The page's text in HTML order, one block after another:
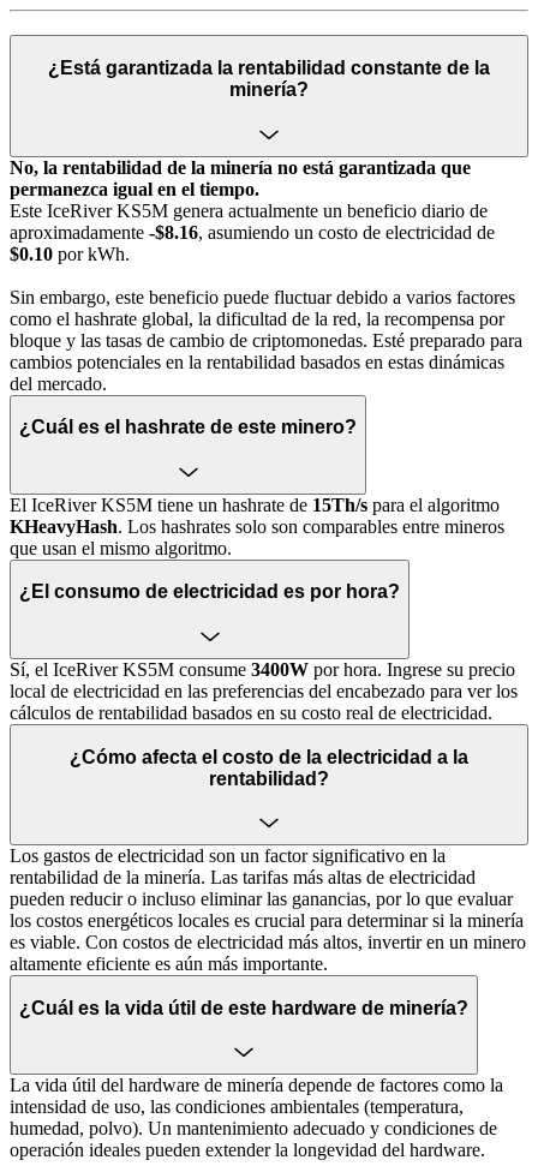
¿Está garantizada la rentabilidad constante de la
minería?
No, la rentabilidad de la minería no está garantizada que
permanezca igual en el tiempo.
Este IceRiver KS5M genera actualmente un beneficio diario de
aproximadamente -$8.16, asumiendo un costo de electricidad de
$0.10 por kWh.
Sin embargo, este beneficio puede fluctuar debido a varios factores
como el hashrate global, la dificultad de la red, la recompensa por
bloque y las tasas de cambio de criptomonedas. Esté preparado para
cambios potenciales en la rentabilidad basados en estas dinámicas
del mercado.
¿Cuál es el hashrate de este minero?
El IceRiver KS5M tiene un hashrate de 15Th/s para el algoritmo
KHeavyHash. Los hashrates solo son comparables entre mineros
que usan el mismo algoritmo.
¿El consumo de electricidad es por hora?
Sí, el IceRiver KS5M consume 3400W por hora. Ingrese su precio
local de electricidad en las preferencias del encabezado para ver los
cálculos de rentabilidad basados en su costo real de electricidad.
¿Cómo afecta el costo de la electricidad a la
rentabilidad?
Los gastos de electricidad son un factor significativo en la
rentabilidad de la minería. Las tarifas más altas de electricidad
pueden reducir o incluso eliminar las ganancias, por lo que evaluar
los costos energéticos locales es crucial para determinar si la minería
es viable. Con costos de electricidad más altos, invertir en un minero
altamente eficiente es aún más importante.
¿Cuál es la vida útil de este hardware de minería?
La vida útil del hardware de minería depende de factores como la
intensidad de uso, las condiciones ambientales (temperatura,
humedad, polvo). Un mantenimiento adecuado y condiciones de
operación ideales pueden extender la longevidad del hardware.